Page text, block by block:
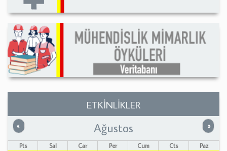
ETKİNLİKLER
« Önceki »
Ağustos
Pts Sal Çar Per Cum Cts
Paz